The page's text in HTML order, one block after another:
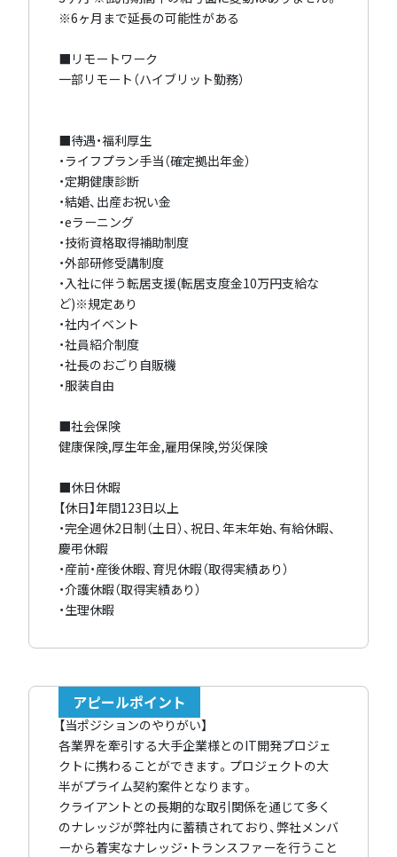
※6ヶ月まで延長の可能性がある
■リモートワーク
一部リモート（ハイブリット勤務）
■待遇・福利厚生
・ライフプラン手当（確定拠出年金）
・定期健康診断
・結婚、出産お祝い金
・eラーニング
・技術資格取得補助制度
・外部研修受講制度
・入社に伴う転居支援(転居支度金10万円支給な
ど)※規定あり
・社内イベント
・社員紹介制度
・社長のおごり自販機
・服装自由
■社会保険
健康保険,厚生年金,雇用保険,労災保険
■休日休暇
【休日】年間123日以上
・完全週休2日制（土日）、祝日、年末年始、有給休暇、
慶弔休暇
・産前・産後休暇、育児休暇（取得実績あり）
・介護休暇（取得実績あり）
・生理休暇
アピールポイント
【当ポジションのやりがい】
各業界を牽引する大手企業様とのIT開発プロジェ
クトに携わることができます。プロジェクトの大
半がプライム契約案件となります。
クライアントとの長期的な取引関係を通じて多く
のナレッジが弊社内に蓄積されており、弊社メンバ
ーから着実なナレッジ・トランスファーを行うこと